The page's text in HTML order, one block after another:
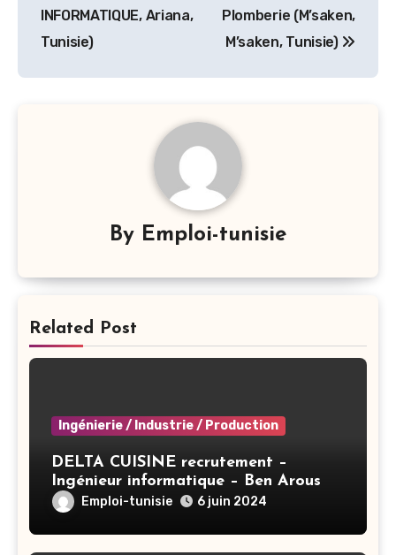
l’article
INFORMATIQUE, Ariana,
Tunisie)
Plomberie (M’saken,
M’saken, Tunisie)
By Emploi-tunisie
Related Post
Ingénierie / Industrie / Production
DELTA CUISINE recrutement –
Ingénieur informatique – Ben Arous
Emploi-tunisie 6 juin 2024